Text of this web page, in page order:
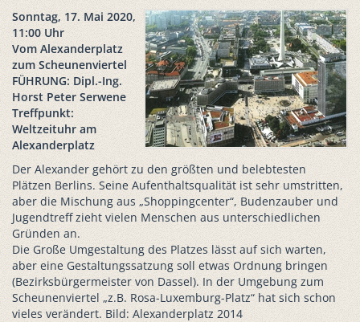
Sonntag, 17. Mai 2020,
11:00 Uhr
Vom Alexanderplatz
zum Scheunenviertel
FÜHRUNG: Dipl.-Ing.
Horst Peter Serwene
Treffpunkt:
Weltzeituhr am
Alexanderplatz
Der Alexander gehört zu den größten und belebtesten
Plätzen Berlins. Seine Aufenthaltsqualität ist sehr umstritten,
aber die Mischung aus „Shoppingcenter“, Budenzauber und
Jugendtreff zieht vielen Menschen aus unterschiedlichen
Gründen an.
Die Große Umgestaltung des Platzes lässt auf sich warten,
aber eine Gestaltungssatzung soll etwas Ordnung bringen
(Bezirksbürgermeister von Dassel). In der Umgebung zum
Scheunenviertel „z.B. Rosa-Luxemburg-Platz“ hat sich schon
vieles verändert. Bild: Alexanderplatz 2014